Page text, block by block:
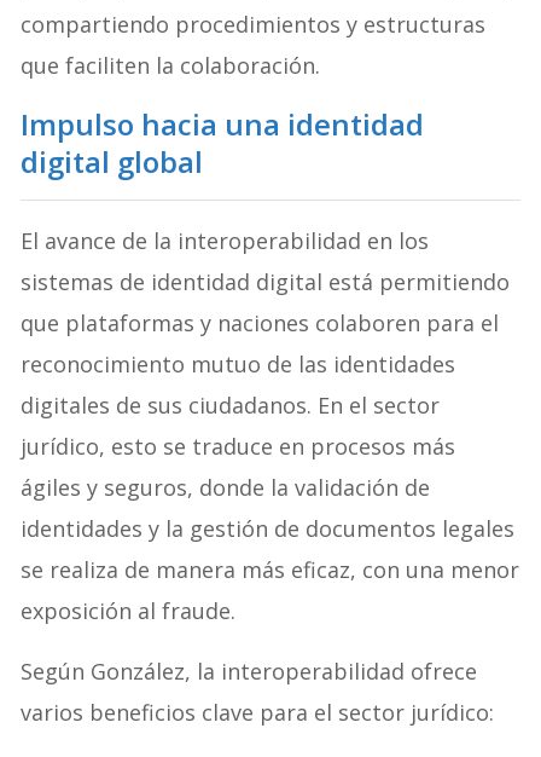
compartiendo procedimientos y estructuras
que faciliten la colaboración.
Impulso hacia una identidad
digital global
El avance de la interoperabilidad en los
sistemas de identidad digital está permitiendo
que plataformas y naciones colaboren para el
reconocimiento mutuo de las identidades
digitales de sus ciudadanos. En el sector
jurídico, esto se traduce en procesos más
ágiles y seguros, donde la validación de
identidades y la gestión de documentos legales
se realiza de manera más eficaz, con una menor
exposición al fraude.
Según González, la interoperabilidad ofrece
varios beneficios clave para el sector jurídico: